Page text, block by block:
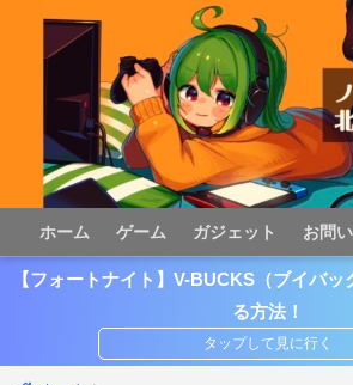
ホーム ゲーム ガジェット お問
【フォートナイト】V-BUCKS（ブイバ
る方法！